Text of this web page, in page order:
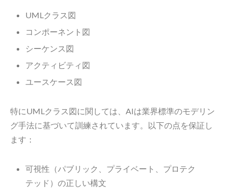
UMLクラス図
コンポーネント図
シーケンス図
アクティビティ図
ユースケース図
特にUMLクラス図に関しては、AIは業界標準のモデリン
グ手法に基づいて訓練されています。以下の点を保証し
ます：
可視性（パブリック、プライベート、プロテク
テッド）の正しい構文